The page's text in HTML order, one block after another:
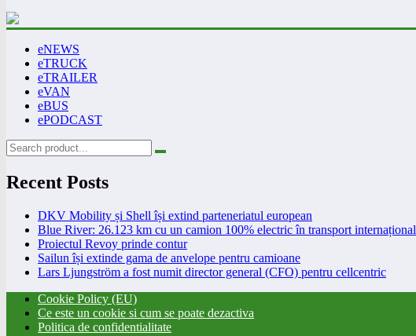
eNEWS
eTRUCK
eTRAILER
eVAN
eBUS
ePODCAST
Recent Posts
DKV Mobility și Shell își extind parteneriatul european
Blue River: 26.123 km cu un camion 100% electric în transport internațional
Proiectul Revoy prinde contur
Sailun își extinde gama de anvelope pentru camioane
Lars Ljungström a fost numit director general (CFO) pentru cellcentric
Cookie Policy (EU)
Ce este un cookie si cum se poate dezactiva
Politica de confidentialitate